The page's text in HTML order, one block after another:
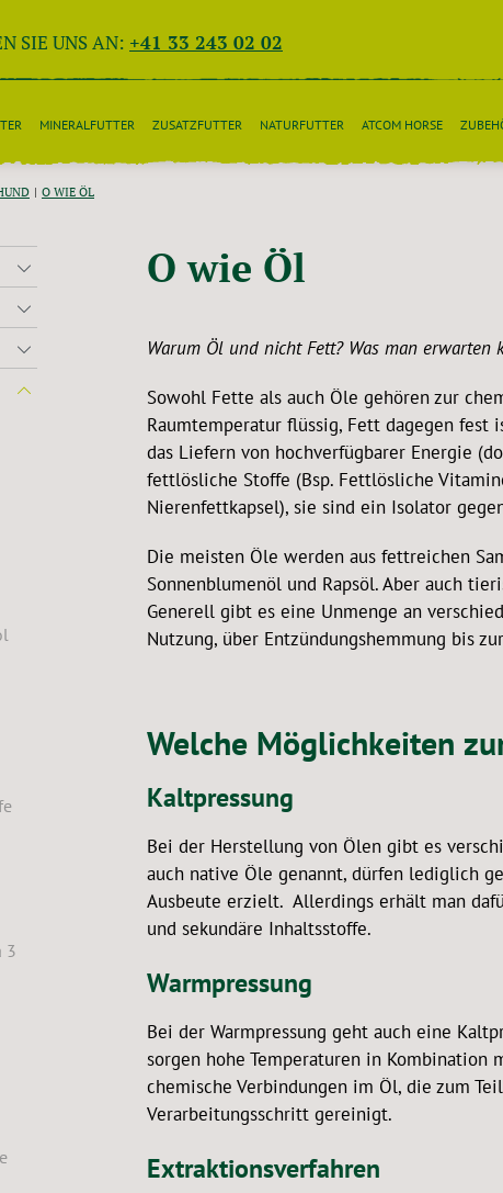
SIE UNS AN: +41 33 243 02 02
MINERALFUTTER ZUSATZFUTTER NATURFUTTER ATCOM HORSE
O WIE ÖL
3
O wie Öl
Warum Öl und nicht Fett? Was man erwarten
Sowohl Fette als auch Öle gehören zur
Raumtemperatur flüssig, Fett dagegen
das Liefern von hochverfügbarer Energie
fettlösliche Stoffe (Bsp. Fettlösliche
Nierenfettkapsel), sie sind ein Isolator
Die meisten Öle werden aus fettreichen
Sonnenblumenöl und Rapsöl. Aber auch
Generell gibt es eine Unmenge an
Nutzung, über Entzündungshemmung bis
Welche Möglichkeiten
Kaltpressung
Bei der Herstellung von Ölen gibt es
auch native Öle genannt, dürfen lediglich
Ausbeute erzielt. Allerdings erhält man
und sekundäre Inhaltsstoffe.
Warmpressung
Bei der Warmpressung geht auch eine
sorgen hohe Temperaturen in Kombination
chemische Verbindungen im Öl, die zum
Verarbeitungsschritt gereinigt.
Extraktionsverfahren